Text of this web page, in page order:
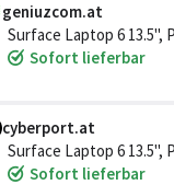
geniuzcom.at
Surface Laptop 6 13.5",
Sofort lieferbar
cyberport.at
Surface Laptop 6 13.5",
Sofort lieferbar